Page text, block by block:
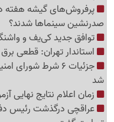
پرفروش‌های گیشه هفته
صدرنشین سینماها شدند؟
توافق جدید کی‌یف و
استاندار تهران: قطعی
جزئیات 6 شرط
شد
زمان اعلام نتایج
عراقچی درگذشت رئیس